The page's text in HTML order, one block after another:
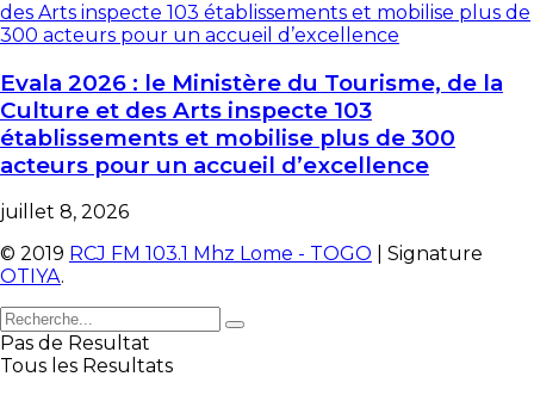
Evala 2026 : le Ministère du Tourisme, de la
Culture et des Arts inspecte 103
établissements et mobilise plus de 300
acteurs pour un accueil d’excellence
juillet 8, 2026
© 2019 RCJ FM 103.1 Mhz Lome - TOGO | Signature
OTIYA.
Pas de Resultat
Tous les Resultats